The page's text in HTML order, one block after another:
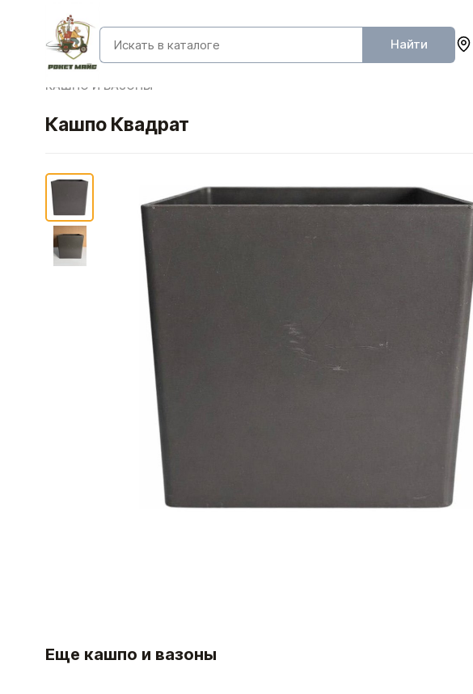
Найти
КАШПО И ВАЗОНЫ
Кашпо Квадрат
Еще кашпо и вазоны